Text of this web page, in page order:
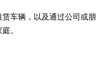
车辆，以及通过公司或朋
。